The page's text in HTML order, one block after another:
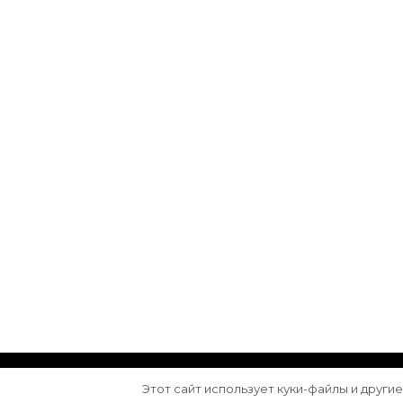
© Авторское право 2026 . Все права
Этот сайт использует куки-файлы и